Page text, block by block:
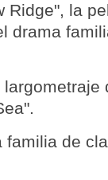
Ridge", la
drama
de